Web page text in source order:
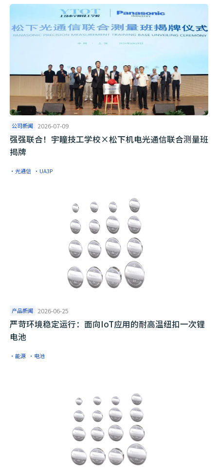
公司新闻 2026-07-09
​强强联合！宇瞳技工学校×松下机电光通信联合测量班
揭牌
·光通信 ·UA3P
产品新闻 2026-06-25
严苛环境稳定运行：面向IoT应用的耐高温纽扣一次锂
电池
·能源 ·电池